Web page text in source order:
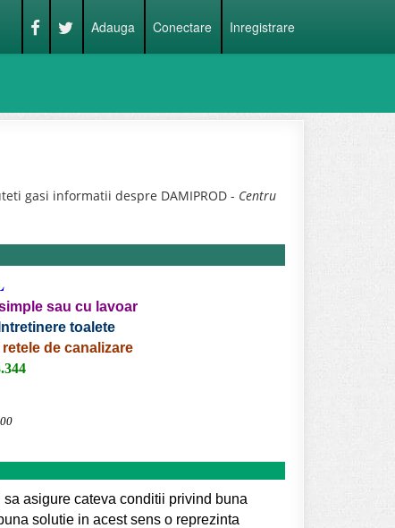
Adauga Conectare Inregistrare
gasi informatii despre DAMIPROD - Centru
sau cu lavoar
toalete
de canalizare
asigure cateva conditii privind buna
solutie in acest sens o reprezinta